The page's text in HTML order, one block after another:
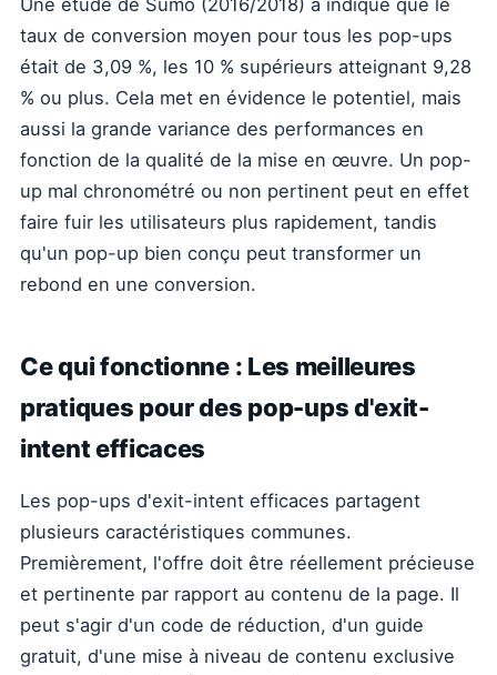
Une étude de Sumo (2016/2018) a indiqué que le
taux de conversion moyen pour tous les pop-ups
était de 3,09 %, les 10 % supérieurs atteignant 9,28
% ou plus. Cela met en évidence le potentiel, mais
aussi la grande variance des performances en
fonction de la qualité de la mise en œuvre. Un pop-
up mal chronométré ou non pertinent peut en effet
faire fuir les utilisateurs plus rapidement, tandis
qu'un pop-up bien conçu peut transformer un
rebond en une conversion.
Ce qui fonctionne : Les meilleures
pratiques pour des pop-ups d'exit-
intent efficaces
Les pop-ups d'exit-intent efficaces partagent
plusieurs caractéristiques communes.
Premièrement, l'offre doit être réellement précieuse
et pertinente par rapport au contenu de la page. Il
peut s'agir d'un code de réduction, d'un guide
gratuit, d'une mise à niveau de contenu exclusive